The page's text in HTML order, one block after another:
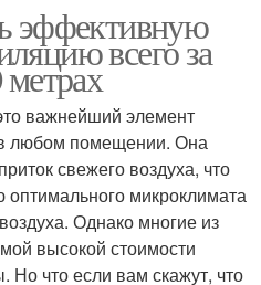
эффективную
всего за
важнейший элемент
любом помещении. Она
свежего воздуха, что
микроклимата
Однако многие из
высокой стоимости
Но что если вам скажут, что